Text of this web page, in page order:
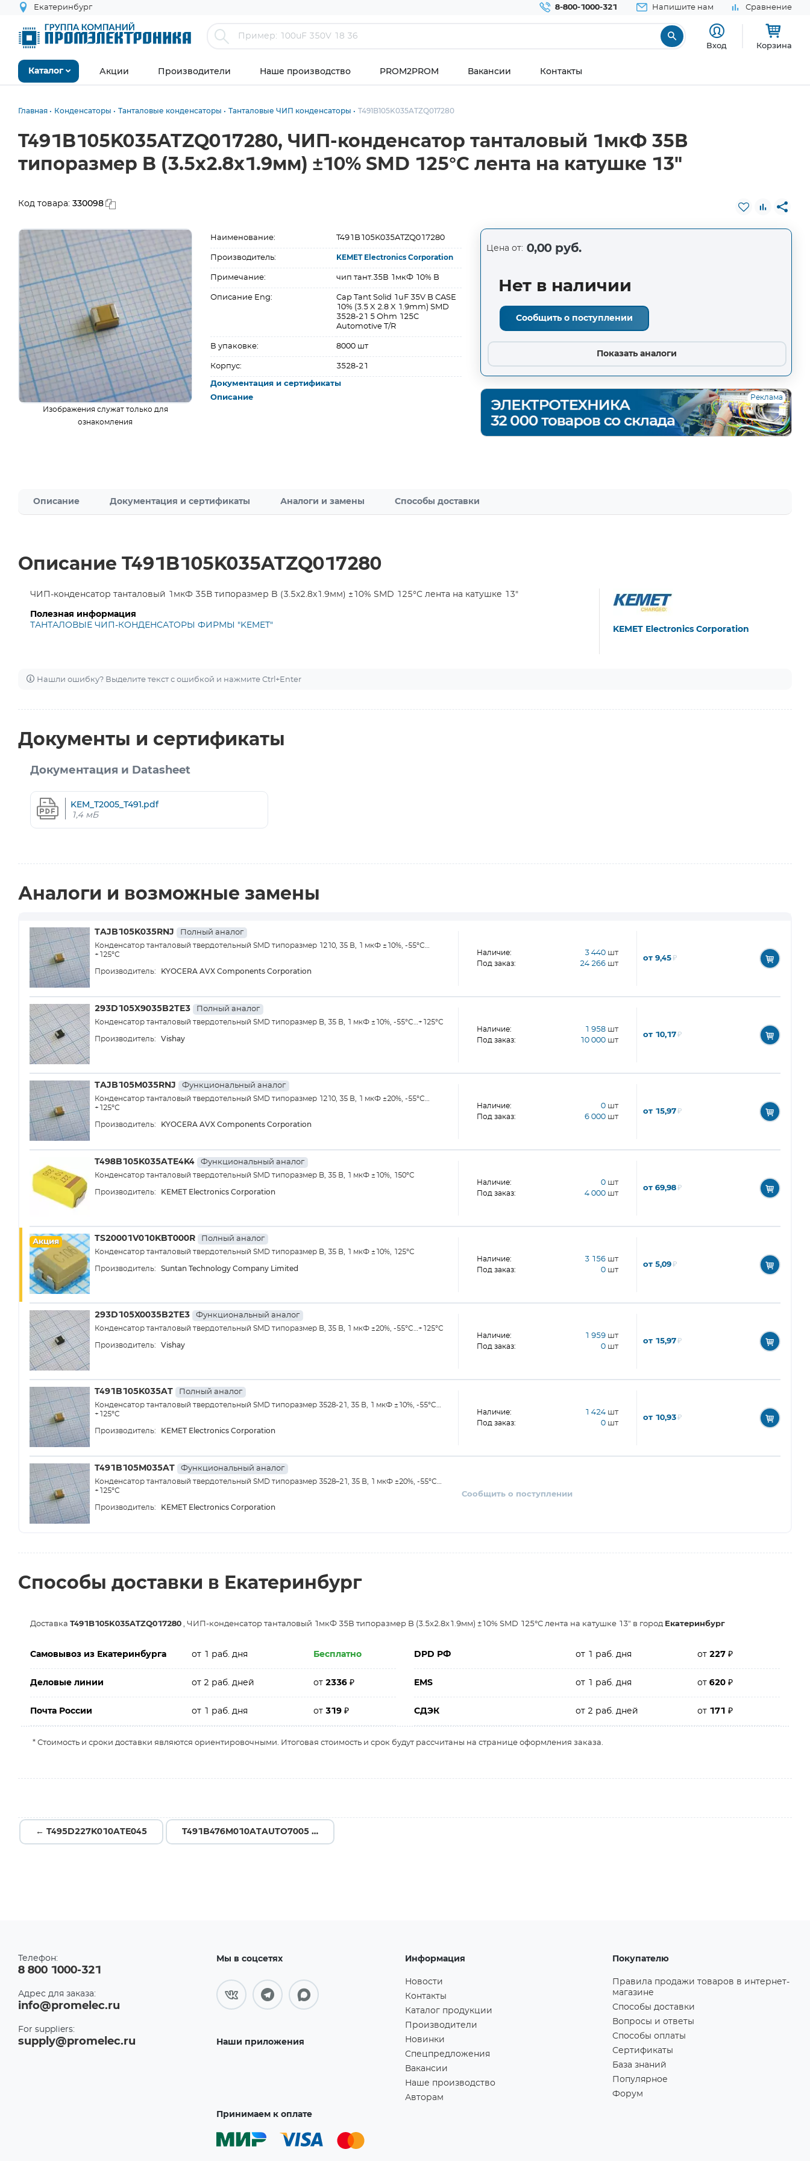
Екатеринбург 8-800-1000-321 Напишите нам Сравнение
Вход Корзина
Каталог Акции Производители Наше производство PROM2PROM Вакансии Контакты
Главная Конденсаторы Танталовые конденсаторы Танталовые ЧИП конденсаторы T491B105K035ATZQ017280
T491B105K035ATZQ017280, ЧИП-конденсатор танталовый 1мкФ 35В
типоразмер B (3.5x2.8x1.9мм) ±10% SMD 125°С лента на катушке 13"
Код товара: 330098
Изображения служат только для
ознакомления
Наименование: T491B105K035ATZQ017280
Производитель: KEMET Electronics Corporation
Примечание: чип тант.35В 1мкФ 10% B
Описание Eng:
Cap Tant Solid 1uF 35V B CASE
10% (3.5 X 2.8 X 1.9mm) SMD
3528-21 5 Ohm 125C
Automotive T/R
В упаковке: 8000 шт
Корпус: 3528-21
Документация и сертификаты
Описание
Цена от: 0,00 руб.
Нет в наличии
Сообщить о поступлении
Показать аналоги
Реклама
Описание Документация и сертификаты Аналоги и замены Способы доставки
Описание T491B105K035ATZQ017280
ЧИП-конденсатор танталовый 1мкФ 35В типоразмер B (3.5x2.8x1.9мм) ±10% SMD 125°С лента на катушке 13"
Полезная информация
ТАНТАЛОВЫЕ ЧИП-КОНДЕНСАТОРЫ ФИРМЫ "KEMET"
KEMET Electronics Corporation
Нашли ошибку? Выделите текст с ошибкой и нажмите Ctrl+Enter
Документы и сертификаты
Документация и Datasheet
KEM_T2005_T491.pdf
1,4 мБ
Аналоги и возможные замены
TAJB105K035RNJ Полный аналог
Конденсатор танталовый твердотельный SMD типоразмер 1210, 35 В, 1 мкФ ±10%, -55°С…
+125°С
Производитель: KYOCERA AVX Components Corporation
Наличие: 3 440 шт
Под заказ: 24 266 шт
от 9,45₽
293D105X9035B2TE3 Полный аналог
Конденсатор танталовый твердотельный SMD типоразмер B, 35 В, 1 мкФ ±10%, -55°С…+125°С
Производитель: Vishay
Наличие: 1 958 шт
Под заказ: 10 000 шт
от 10,17₽
TAJB105M035RNJ Функциональный аналог
Конденсатор танталовый твердотельный SMD типоразмер 1210, 35 В, 1 мкФ ±20%, -55°С…
+125°С
Производитель: KYOCERA AVX Components Corporation
Наличие: 0 шт
Под заказ: 6 000 шт
от 15,97₽
T498B105K035ATE4K4 Функциональный аналог
Конденсатор танталовый твердотельный SMD типоразмер B, 35 В, 1 мкФ ±10%, 150°C
Производитель: KEMET Electronics Corporation
Наличие: 0 шт
Под заказ: 4 000 шт
от 69,98₽
Акция TS20001V010KBT000R Полный аналог
Конденсатор танталовый твердотельный SMD типоразмер B, 35 В, 1 мкФ ±10%, 125°С
Производитель: Suntan Technology Company Limited
Наличие: 3 156 шт
Под заказ: 0 шт
от 5,09₽
293D105X0035B2TE3 Функциональный аналог
Конденсатор танталовый твердотельный SMD типоразмер B, 35 В, 1 мкФ ±20%, -55°С…+125°С
Производитель: Vishay
Наличие: 1 959 шт
Под заказ: 0 шт
от 15,97₽
T491B105K035AT Полный аналог
Конденсатор танталовый твердотельный SMD типоразмер 3528-21, 35 В, 1 мкФ ±10%, -55°C…
+125°C
Производитель: KEMET Electronics Corporation
Наличие: 1 424 шт
Под заказ: 0 шт
от 10,93₽
T491B105M035AT Функциональный аналог
Конденсатор танталовый твердотельный SMD типоразмер 3528–21, 35 В, 1 мкФ ±20%, -55°С…
+125°С
Производитель: KEMET Electronics Corporation
Сообщить о поступлении
Способы доставки в Екатеринбург
Доставка T491B105K035ATZQ017280 , ЧИП-конденсатор танталовый 1мкФ 35В типоразмер B (3.5x2.8x1.9мм) ±10% SMD 125°С лента на катушке 13" в город Екатеринбург
Самовывоз из Екатеринбурга от 1 раб. дня Бесплатно DPD РФ от 1 раб. дня от227₽
Деловые линии от 2 раб. дней от2336₽ EMS от 1 раб. дня от620₽
Почта России от 1 раб. дня от319₽ СДЭК от 2 раб. дней от 171₽
* Стоимость и сроки доставки являются ориентировочными. Итоговая стоимость и срок будут рассчитаны на странице оформления заказа.
← T495D227K010ATE045 T491B476M010ATAUTO7005 →
Телефон:
8 800 1000-321
Адрес для заказа:
info@promelec.ru
For suppliers:
supply@promelec.ru
Мы в соцсетях
Наши приложения
Принимаем к оплате
Информация
Новости
Контакты
Каталог продукции
Производители
Новинки
Спецпредложения
Вакансии
Наше производство
Авторам
Покупателю
Правила продажи товаров в интернет-
магазине
Способы доставки
Вопросы и ответы
Способы оплаты
Сертификаты
База знаний
Популярное
Форум